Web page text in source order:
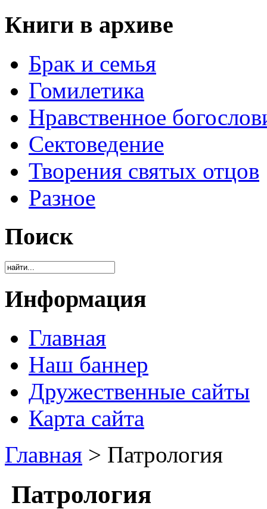
Книги в архиве
Брак и семья
Гомилетика
Нравственное
Сектоведение
Творения святых отцов
Разное
Поиск
Информация
Главная
Наш баннер
Дружественные сайты
Карта сайта
Главная > Патрология
Патрология